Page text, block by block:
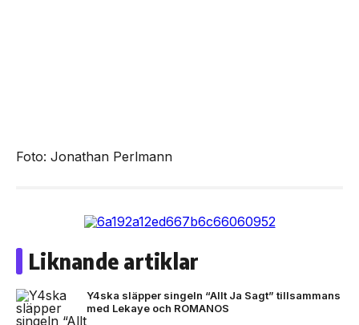
Foto: Jonathan Perlmann
Liknande artiklar
Y4ska släpper singeln “Allt Ja Sagt” tillsammans
med Lekaye och ROMANOS